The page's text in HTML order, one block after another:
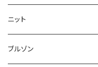
50/XL～
48/L
50/XL～
46/M
48/L
～44/S
46/M
ニット
～44/S
ブルゾン